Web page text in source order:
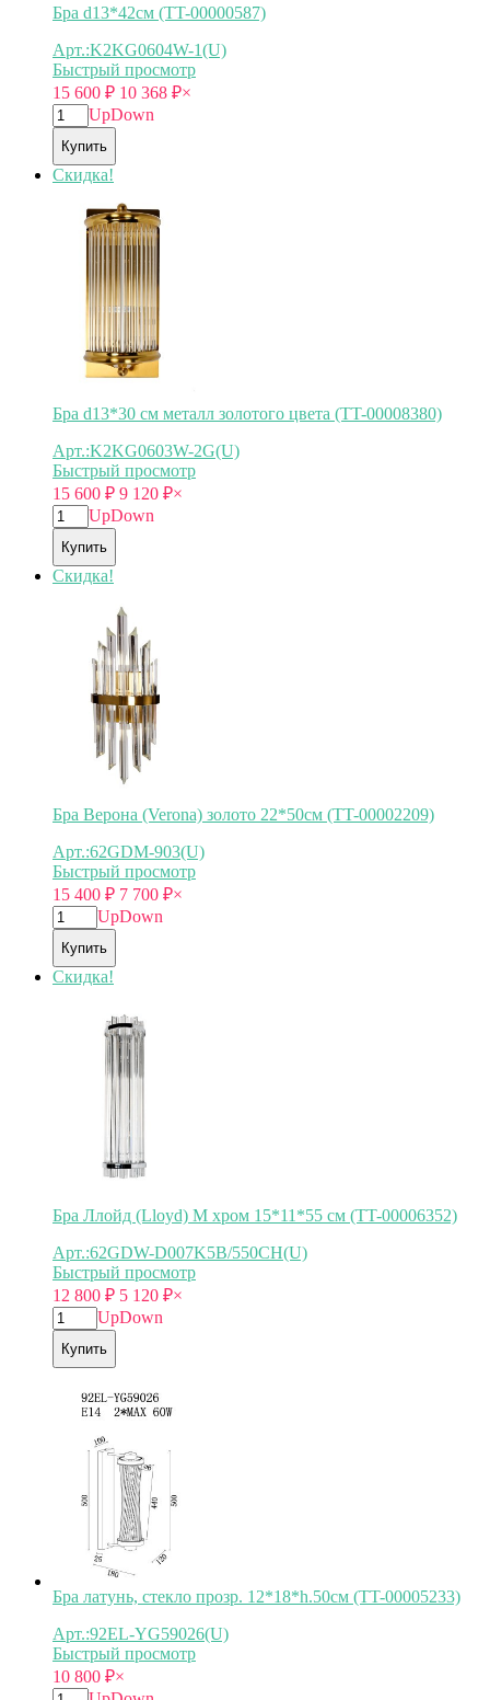
Бра d13*42см (TT-00000587)
Арт.:K2KG0604W-1(U)
Быстрый просмотр
15 600 ₽ 10 368 ₽×
UpDown
Купить
Скидка!
Бра d13*30 см металл золотого цвета (TT-00008380)
Арт.:K2KG0603W-2G(U)
Быстрый просмотр
15 600 ₽ 9 120 ₽×
UpDown
Купить
Скидка!
Бра Верона (Verona) золото 22*50см (TT-00002209)
Арт.:62GDM-903(U)
Быстрый просмотр
15 400 ₽ 7 700 ₽×
UpDown
Купить
Скидка!
Бра Ллойд (Lloyd) M хром 15*11*55 см (TT-00006352)
Арт.:62GDW-D007K5B/550CH(U)
Быстрый просмотр
12 800 ₽ 5 120 ₽×
UpDown
Купить
Бра латунь, стекло прозр. 12*18*h.50см (TT-00005233)
Арт.:92EL-YG59026(U)
Быстрый просмотр
10 800 ₽×